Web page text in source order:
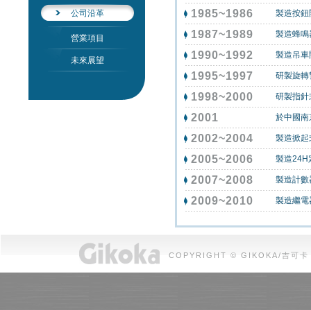
公司沿革
營業項目
未來展望
1985~1986 製造按鈕
1987~1989 製造蜂鳴
1990~1992 製造吊車
1995~1997 研製旋轉
1998~2000 研製指針
2001 於中國南
2002~2004 製造掀起
2005~2006 製造24H
2007~2008 製造計數
2009~2010 製造繼電
COPYRIGHT © GIKOKA/吉可